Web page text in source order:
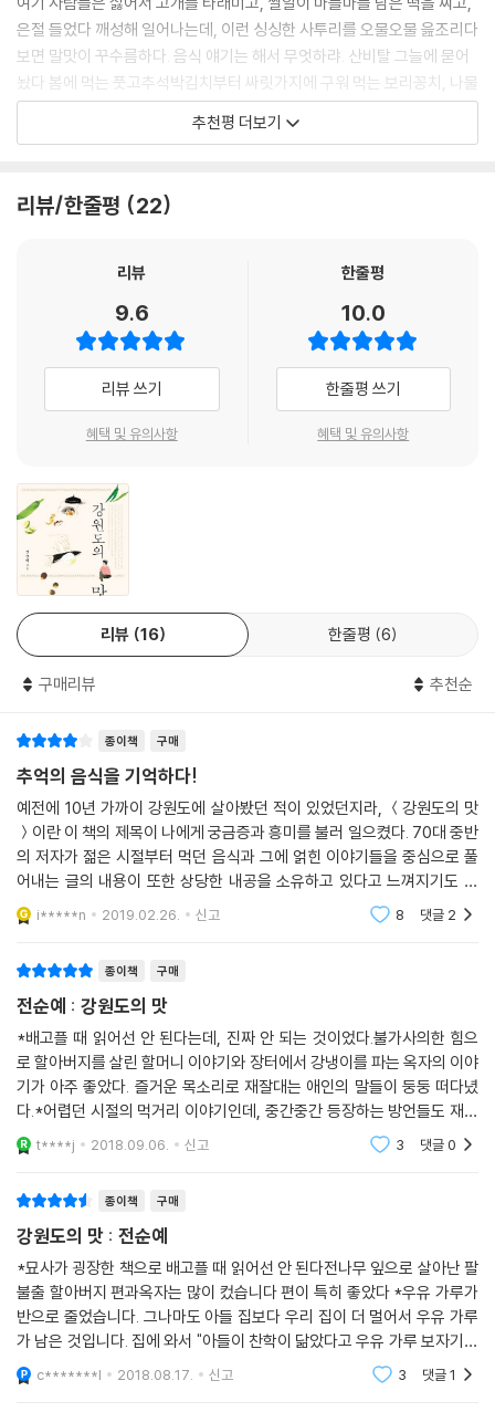
노랗게 익으면서 꽁치도 함께 익습니다. 한참 지나 싸릿가지가 타면서 구
수한 향이 꽁치에 배어들어 맛있는 꽁치구이가 됩니다. 싸릿가지가 타면
새 가지로 바꿔서 올립니다. 참깨를 볶는 냄새보다 더 고소하면서도 구수
한 냄새가 멀리까지 퍼져 나갑니다. 이웃집 고양이도 ‘양옹’ 하며 ㅤㅏㄹ려오
“이놈들아, 우리도 아직 밥 안 먹었다. 기다려라.”
해도 침이 넘어가게 맛있어 보입니ㅏ. 종만이 아버지는 얼음이 조금 녹은
다음에 국물을 벌컥벌컥 세 번 마시면서 “아, 시원타.” 하십니다. 한참 노끈
을 비벼 꼬다가 총각무를 손에 들고 베어 드십니다. 종만이 아버지가 국물
을 마실 때마다 우리는 침을 꿀꺽 삼킵니다.
“아저씨, 맛있어요?”
“아니다, 씨굽다.”
“맛있어 보이는데요.”
총각무 동치미를 얻어먹으려고 점심때가 되어도 집에 오지 않고 있었습니
다. 그런데 점심때 나온 동치미는 총각무 동치미가 아니고 큰 무로 만든 동
치미를 썰어 물을 탄 것이었습니다. 점심을 먹지 않고 일어서 왔습니다. 집
에 와서 어머니한테 “우리 집은 왜 총각무 동치미가 없느냐”고 하니 그거
별로 맛이 없어서 하지 않는다고, 언젠가 했는데 잘 먹지 않아서 소를 줬다
고 합니다.
---「내 언제 한번 먹게 해주꾸마_총각무 동치미」중에서
풀) 하는 날입니다.
병인이 어머니는 병인이의 친구를 가만히 뒤란으로 불러 술독에서 구디기
(쌀알이 구더기 같이 생겼다고 하는 말)가 동동 뜨는 동동주를 한 대접 퍼
주면서 “오늘 자네만 믿네.” 하십니다. 여간해서 먹어볼 수 없는 귀한 동동
주입니다. 노리끼리하면서도 맑고 투명한 색깔에 쌀알이 동동 뜹니다. 이
렇게 많은 동동주를 먹어보기는 난생처음입니다.
동동주 한 대접을 벌컥벌컥 마시고 나니 돼지고기 한 점을 새우젓에 찍어
줍니다. 달착지근한 것이 아주 입에 짝 붙는 맛입니다. 기분이 날아갈 것 같
낌없이 퍼주시다니. 병인이 어머니가 고마워서 열심히 진풀을 베어 나릅니
다. 잘 자라서 거름이 될 만한 풀을 골라 힘에 버거울 만큼씩 져 나릅니다.
너나 할 것 없이 다들 산더미같이 많이 지고 다닙니다. (……) 모두 고된 하
루였지만 기분 좋게 병인이네 집을 나섰습니다. 이제 삼거리에서 헤어져야
합니다. 그런데 왠지 모두 쭈뼛거리며 가지 않고 할 얘기가 있는 것 같습니
다. 한 친구가 말을 꺼냈습니다.
“오늘 아침에 일찍 병인이네 집에 갔는데 병인이 어머니가 나를 뒤란으로
불러 술독에서 구디기가 동동 뜨는 동동주를 한 대접 퍼주시면서 오늘 자
내가 일을 소홀히 할 수가 없어 열심히 했지.”
옆에 있던 친구도 병인이 어머니가 눈을 끔적하기에 따라갔더니 동동주를
주면서 “자네만 믿네.” 해서 열심히 했답니ㅏ. 한 친구는 여럿이 있을 적에
옆구리를 꾹 찌르면서 오라 하기에 갔더니 동동주를 주면서 “자네만 믿
네.” 했답니다. 한 명도 동동주를 얻어먹지 못한 친구가 없습니다.
---「오늘 자네만 믿네_동동주」중에서
은절 들었다 깨성해 일어나는데, 이런 싱싱한 사투리를 오물오물 읊조리다
보면 말맛이 꾸수름하다. 음식 얘기는 해서 무엇하랴. 산비탈 그늘에 묻어
놨다 봄에 먹는 풋고추석박김치부터 싸릿가지에 구워 먹는 보리꽁치, 나물
밥에 나물 반찬, 생떡을 넣은 미역국에 파란콩 순두부까지 온갖 그리운 음
식들이 깨 쏟아지듯 나온다. 그러니 이제 산에서 나물 한 다래끼 캐고 밭에
- 권여선 (소설가)
이런 게 오리지널 ‘먹방’ 아닐까요?
사람들은 ‘먹방’ 예능을 좋아합니다. 화려한 요리의 비주얼과 출연자들의
탄사가 보는 사람의 시각 청각과 함께 미각을 자극하지요. 제 직업은 드라
상으로 보는 것보다 활자를 통해 머릿속에 그리는 게 훨씬 더 재미나요. 글
자가 만들어내는 상상력에는 한계가 없거든요.
『강원도의 맛』을 읽는 내내, 감각의 향연이 펼쳐집니다. 어린 시절 시골 풍
수다가 귓전을 울리고요. 책장을 넘기다보면 어느새 입안에는 군침이 가득
고입니다. 이런 게 오리지널 ‘먹방’ 아닐까요.
마을 사람들과 음식과 정을 나누는 대목에서 고향의 풍경을 다시 만납니
다. 손주에게 옛이야기 들려주듯 흥겨운 수다를 풀어주시는 어머니 덕에
책장을 넘기다 말고 문득 추억에 젖어봅니다. 나이 70에 글 쓰는 재미를 알
아버린 작가님 덕분에 오감충족 시간여행을 떠날 수 있어 행복합니다.
- 김민식 (MBC PD)
추천평 더보기
리뷰/한줄평 22
리뷰
9.6
리뷰 쓰기
혜택 및 유의사항
한줄평
10.0
한줄평 쓰기
혜택 및 유의사항
리뷰 16 한줄평 6
구매리뷰 추천순
종이책 구매
추억의 음식을 기억하다!
예전에 10년 가까이 강원도에 살아봤던 적이 있었던지라, ＜강원도의 맛
＞이란 이 책의 제목이 나에게 궁금증과 흥미를 불러 일으켰다. 70대 중반
의 저자가 젊은 시절부터 먹던 음식과 그에 얽힌 이야기들을 중심으로 풀
어내는 글의 내용이 또한 상당한 내공을 소유하고 있다고 느껴지기도 했
다. 저자는 어린 시절 소설가를 꿈꾸었지만 이루지 못하고, 60살이 넘어서
부터 글을 쓰기 시작
i*****n 2019.02.26. 신고 8 댓글 2
종이책 구매
전순예 : 강원도의 맛
*배고플 때 읽어선 안 된다는데, 진짜 안 되는 것이었다.불가사의한 힘으
로 할아버지를 살린 할머니 이야기와 장터에서 강냉이를 파는 옥자의 이야
기가 아주 좋았다. 즐거운 목소리로 재잘대는 애인의 말들이 둥둥 떠다녔
다.*어렵던 시절의 먹거리 이야기인데, 중간중간 등장하는 방언들도 재밌
게 읽힌다.내가 아는 단어들이 얼마나 나오는지, 엄마도 알고 있는지 확인
해보면서 잘 읽었
t****j 2018.09.06. 신고 3 댓글0
종이책 구매
강원도의 맛 : 전순예
*묘사가 굉장한 책으로 배고플 때 읽어선 안 된다전나무 잎으로 살아난 팔
불출 할아버지 편과옥자는 많이 컸습니다 편이 특히 좋았다 *우유 가루가
반으로 줄었습니다. 그나마도 아들 집보다 우리 집이 더 멀어서 우유 가루
가 남은 것입니다. 집에 와서 "아들이 찬학이 닮았다고 우유 가루 보자기를
걷어차서 조금뿐이 남지 않았다"고 엉엉 울었습니다. 할머니가 "괜찮다. 그
놈들이 아를
c*******l 2018.08.17. 신고 3 댓글1